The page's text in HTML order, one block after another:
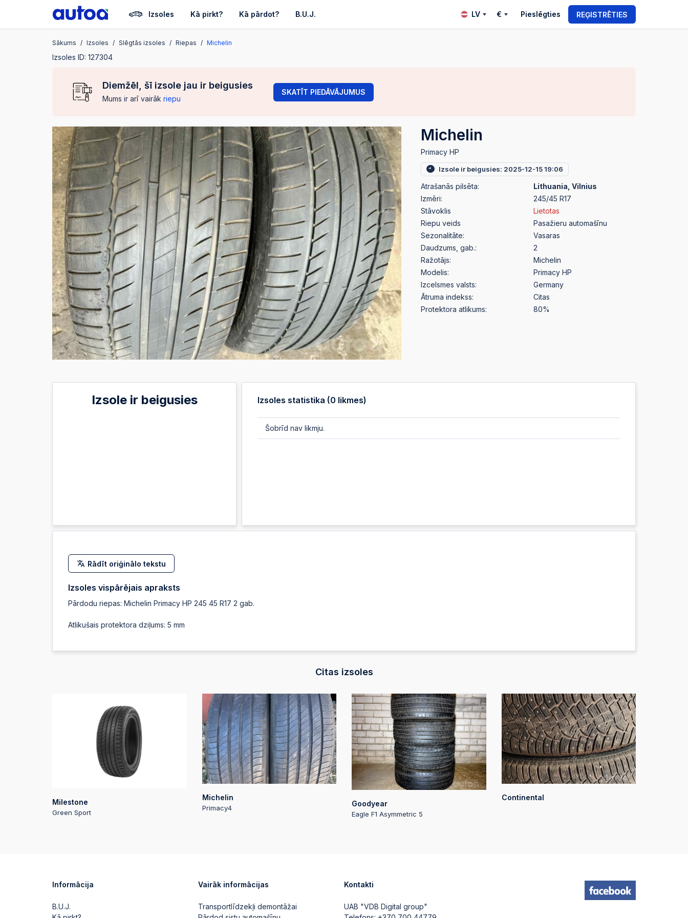
Izsoles Kā pirkt? Kā pārdot? B.U.J. LV € Pieslēgties REĢISTRĒTIES
Sākums Izsoles Slēgtās izsoles Riepas Michelin
Izsoles ID: 127304
Diemžēl, šī izsole jau ir beigusies
Mums ir arī vairāk riepu
SKATĪT PIEDĀVĀJUMUS
Michelin
Primacy HP
Izsole ir beigusies: 2025-12-15 19:06
Atrašanās pilsēta:
Lithuania, Vilnius
Izmēri:
245/45 R17
Stāvoklis
Lietotas
Riepu veids
Pasažieru automašīnu
Sezonalitāte:
Vasaras
Daudzums, gab.:
2
Ražotājs:
Michelin
Modelis:
Primacy HP
Izcelsmes valsts:
Germany
Ātruma indekss:
Citas
Protektora atlikums:
80%
Izsole ir beigusies Izsoles statistika (0 likmes)
Šobrīd nav likmju.
Rādīt oriģinālo tekstu
Izsoles vispārējais apraksts
Pārdodu riepas: Michelin Primacy HP 245 45 R17 2 gab.
Atlikušais protektora dziļums: 5 mm
Citas izsoles
Milestone
Green Sport
Michelin
Primacy4 Goodyear
Eagle F1 Asymmetric 5
Continental
Informācija
B.U.J.
Vairāk informācijas
Transportlīdzekļi demontāžai
Kontakti
UAB "VDB Digital group"